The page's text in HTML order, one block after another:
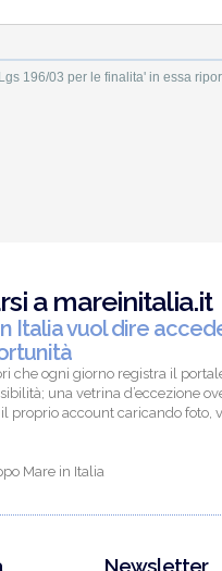
196/03 per le finalita' in essa
a mareinitalia.it
Italia vuol dire
che ogni giorno registra il
una vetrina d’eccezione
proprio account caricando foto,
Mare in Italia
Newsletter